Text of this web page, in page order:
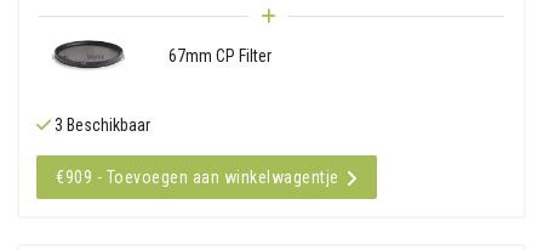
67mm CP Filter
3 Beschikbaar
€909 - Toevoegen aan winkelwagentje